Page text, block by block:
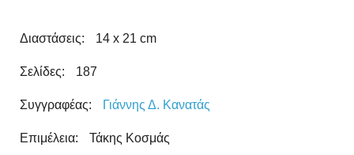
Διαστάσεις: 14 x 21 cm
Σελίδες: 187
Συγγραφέας: Γιάννης Δ. Κανατάς
Επιμέλεια: Τάκης Κοσμάς